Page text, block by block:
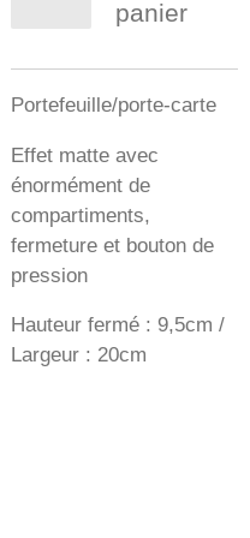
panier
Portefeuille/porte-carte
Effet matte avec
énormément de
compartiments,
fermeture et bouton de
pression
Hauteur fermé : 9,5cm /
Largeur : 20cm